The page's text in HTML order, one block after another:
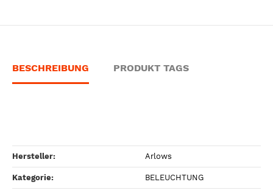
BESCHREIBUNG PRODUKT TAGS
Hersteller: Arlows
Kategorie: BELEUCHTUNG